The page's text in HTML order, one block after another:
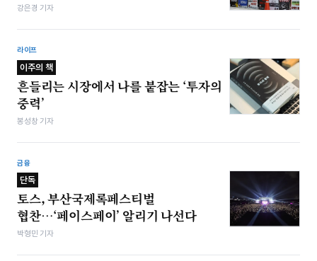
강은경 기자
라이프
이주의 책
흔들리는 시장에서 나를 붙잡는 ‘투자의
중력’
봉성창 기자
금융
단독
토스, 부산국제록페스티벌
협찬…‘페이스페이’ 알리기 나선다
박형민 기자